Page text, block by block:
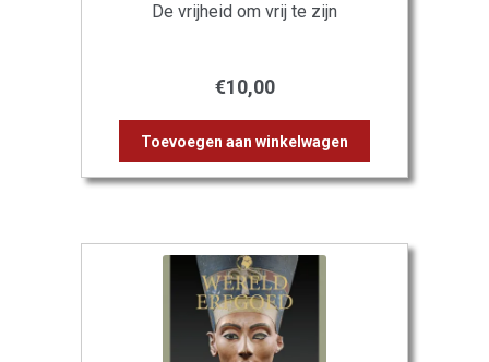
De vrijheid om vrij te zijn
€10,00
Toevoegen aan winkelwagen